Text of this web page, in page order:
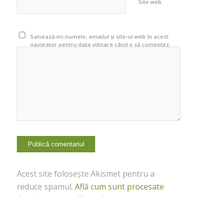
Site web
Salvează-mi numele, emailul și site-ul web în acest
navigator pentru data viitoare când o să comentez.
Acest site folosește Akismet pentru a
reduce spamul. Află cum sunt procesate